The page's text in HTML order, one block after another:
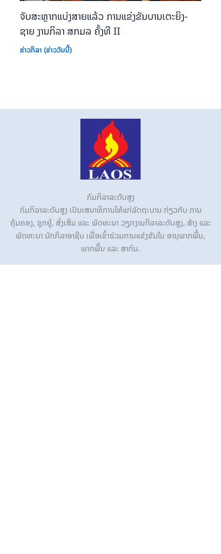
ຈັບສະຫຼາກແບ່ງສາຍແລ້ວ ການແຂ່ງຂັນບານເຕະຍິງ-
ຊາຍ ງານກິລາ ສກມລ ຄັ້ງທີ II
ຂ່າວກິລາ (ຂ່າວວັນນີ້)
ກົມກິລາລະດັບສູງ
ກົມກິລາລະດັບສູງ ເປັນເສນາທິການໃຫ້ແກ່ລັດຖະບານ ກ່ຽວກັບ ການ
ຄຸ້ມຄອງ, ຊຸກຍູ້, ສົ່ງເສີມ ແລະ ພັດທະນາ ວຽກງານກິລາລະດັບສູງ, ສ້າງ ແລະ
ພັດທະນາ ນັກກິລາອາຊີບ ເພື່ອເຂົ້າຮ່ວມການແຂ່ງຂັນໃນ ອານຸພາກພື້ນ,
ພາກພື້ນ ແລະ ສາກົນ.